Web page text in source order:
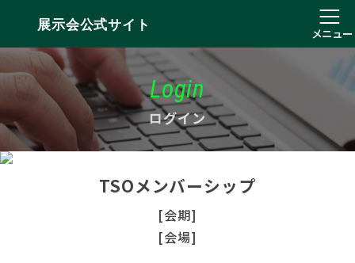
展示会公式サイト
メニュー
Login
ログイン
TSOメンバーシップ
[会期]
[会場]